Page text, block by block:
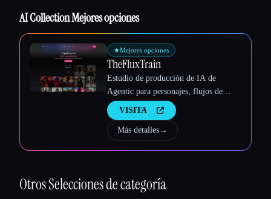
AI Collection Mejores opciones
★Mejores opciones
TheFluxTrain
Estudio de producción de IA de
Agentic para personajes, flujos de
trabajo y vídeos coherentes
VISITA
Más detalles→
OtrosSelecciones de categoría